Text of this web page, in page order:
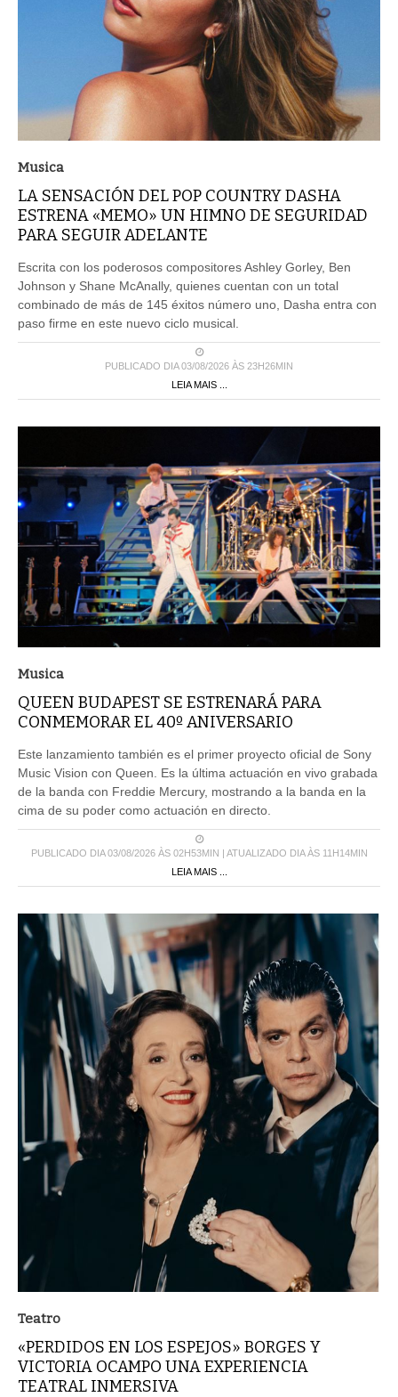
Musica
LA SENSACIÓN DEL POP COUNTRY DASHA
ESTRENA «MEMO» UN HIMNO DE SEGURIDAD
PARA SEGUIR ADELANTE
Escrita con los poderosos compositores Ashley Gorley, Ben
Johnson y Shane McAnally, quienes cuentan con un total
combinado de más de 145 éxitos número uno, Dasha entra con
paso firme en este nuevo ciclo musical.
PUBLICADO DIA 03/08/2026 ÀS 23H26MIN
LEIA MAIS ...
Musica
QUEEN BUDAPEST SE ESTRENARÁ PARA
CONMEMORAR EL 40º ANIVERSARIO
Este lanzamiento también es el primer proyecto oficial de Sony
Music Vision con Queen. Es la última actuación en vivo grabada
de la banda con Freddie Mercury, mostrando a la banda en la
cima de su poder como actuación en directo.
PUBLICADO DIA 03/08/2026 ÀS 02H53MIN | ATUALIZADO DIA ÀS 11H14MIN
LEIA MAIS ...
Teatro
«PERDIDOS EN LOS ESPEJOS» BORGES Y
VICTORIA OCAMPO UNA EXPERIENCIA
TEATRAL INMERSIVA